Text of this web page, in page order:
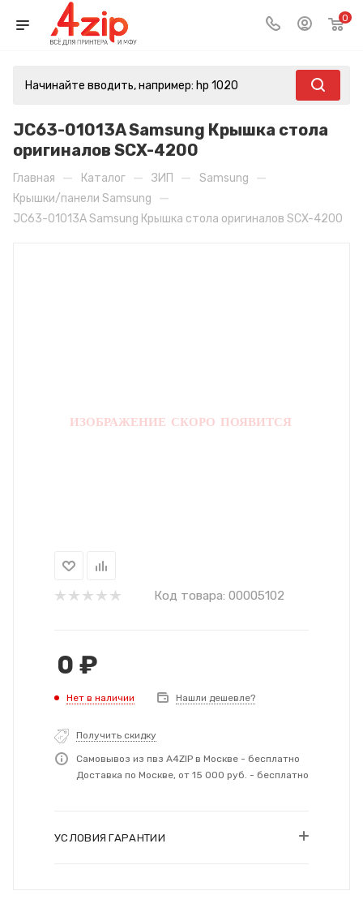
0
JC63-01013A Samsung Крышка стола
оригиналов SCX-4200
Главная — Каталог — ЗИП — Samsung —
Крышки/панели Samsung —
JC63-01013A Samsung Крышка стола оригиналов SCX-4200
Код товара: 00005102
0 ₽
Нет в наличии Нашли дешевле?
Получить скидку
Самовывоз из пвз A4ZIP в Москве - бесплатно
Доставка по Москве, от 15 000 руб. - бесплатно
УСЛОВИЯ ГАРАНТИИ